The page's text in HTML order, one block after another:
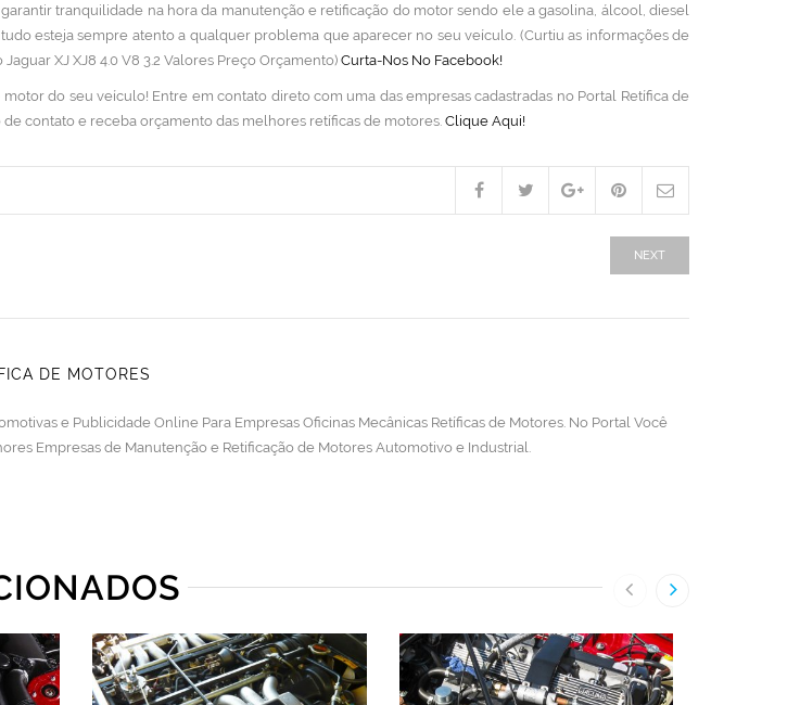
tranquilidade na hora da manutenção e retificação do motor sendo ele a gasolina, álcool, diesel
esteja sempre atento a qualquer problema que aparecer no seu veículo. (Curtiu as informações de
XJ XJ8 4.0 V8 3.2 Valores Preço Orçamento)Curta-Nos No Facebook!
do seu veículo! Entre em contato direto com uma das empresas cadastradas no Portal Retífica de
contato e receba orçamento das melhores retíficas de motores. Clique Aqui!
NEXT
DE MOTORES
e Publicidade Online Para Empresas Oficinas Mecânicas Retíficas de Motores. No Portal Você
Empresas de Manutenção e Retificação de Motores Automotivo e Industrial.